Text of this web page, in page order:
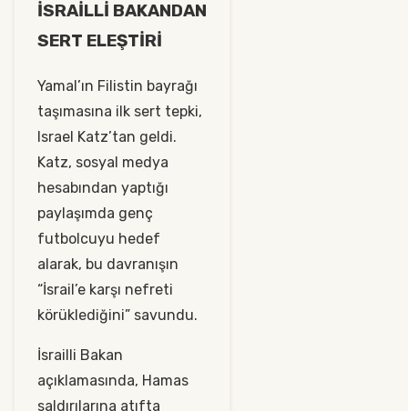
İSRAİLLİ BAKANDAN
SERT ELEŞTİRİ
Yamal’ın Filistin bayrağı
taşımasına ilk sert tepki,
Israel Katz’tan geldi.
Katz, sosyal medya
hesabından yaptığı
paylaşımda genç
futbolcuyu hedef
alarak, bu davranışın
“İsrail’e karşı nefreti
körüklediğini” savundu.
İsrailli Bakan
açıklamasında, Hamas
saldırılarına atıfta